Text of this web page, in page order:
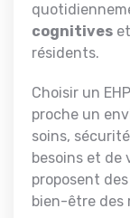
cognitives
résidents.
Choisir un
proche un
soins,
besoins et de
proposent
bien-être des